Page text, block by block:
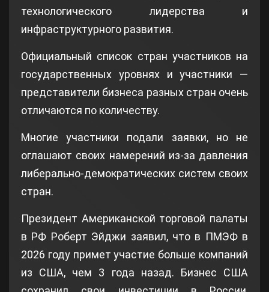
технологического лидерства и
инфраструктурного развития.
Официальный список стран участников на
государственных уровнях и участники —
представители бизнеса разных стран очень
отличаются по количеству.
Многие участники подали заявки, но не
оглашают своих намерений из-за давления
либерально-демократических систем своих
стран.
Президент Американской торговой палаты
в РФ Роберт Эйджи заявил, что в ПМЭФ в
2026 году примет участие больше компаний
из США, чем 3 года назад. Бизнес США